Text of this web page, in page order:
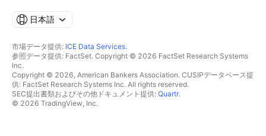
日本語
市場データ提供: ICE Data Services.
参照データ提供: FactSet. Copyright © 2026 FactSet Research Systems
Inc.
Copyright © 2026, American Bankers Association. CUSIPデータベース提
供: FactSet Research Systems Inc. All rights reserved.
SEC提出書類およびその他ドキュメント提供: Quartr.
© 2026 TradingView, Inc.